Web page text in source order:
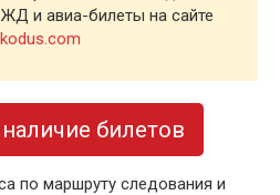
и авиа-билеты на сайте
билетов
по маршруту следования и